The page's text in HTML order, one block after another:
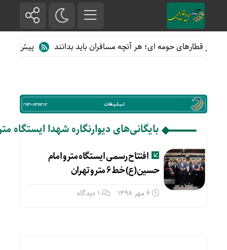
از قطارهای حومه ای؛ هر آنچه مسافران باید بدانند پیش فروش
بایگانی‌های دیوارنگاره شهدا ایستگاه
افتتاح رسمی ایستگاه مترو امام
حسین(ع) خط ۶ مترو تهران
6 مهر 1398 1 دیدگاه